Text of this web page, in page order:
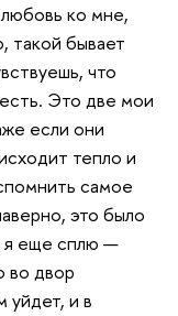
ко мне,
такой бывает
что
Это две мои
если они
тепло и
самое
это было
я еще сплю —
во двор
уйдет, и в